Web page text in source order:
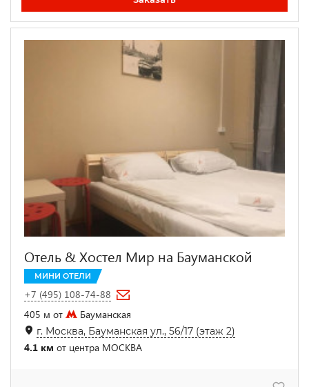
Отель & Хостел Мир на Бауманской
МИНИ ОТЕЛИ
+7 (495) 108-74-88
405 м от
Бауманская
г. Москва, Бауманская ул., 56/17 (этаж 2)
4.1 км от центра МОСКВА